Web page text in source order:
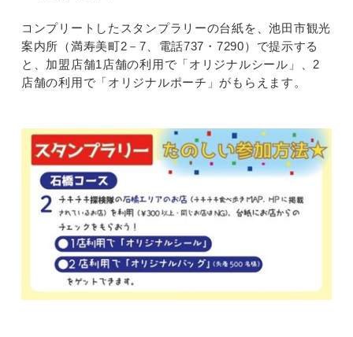
コンプリートしたスタンプラリーの台紙を、池田市観光
案内所（満寿美町2－7、電話737・7290）で提示する
と、加盟店舗1店舗の利用で「オリジナルシール」、2
店舗の利用で「オリジナルポーチ」がもらえます。